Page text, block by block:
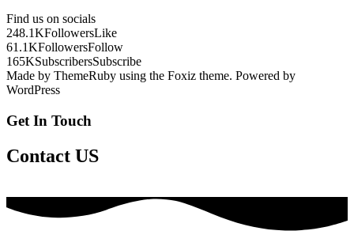
Find us on socials
248.1KFollowersLike
61.1KFollowersFollow
165KSubscribersSubscribe
Made by ThemeRuby using the Foxiz theme. Powered by
WordPress
Get In Touch
Contact US